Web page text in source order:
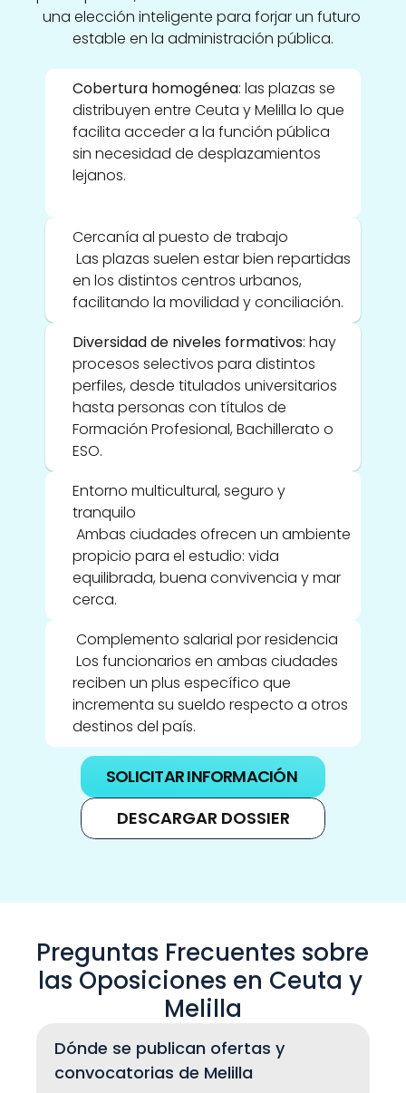
una elección inteligente para forjar un futuro
estable en la administración pública.
Cobertura homogénea: las plazas se
distribuyen entre Ceuta y Melilla lo que
facilita acceder a la función pública
sin necesidad de desplazamientos
lejanos.
Cercanía al puesto de trabajo
en los distintos centros urbanos,
facilitando la movilidad y conciliación.
Diversidad de niveles formativos: hay
procesos selectivos para distintos
perfiles, desde titulados universitarios
hasta personas con títulos de
Formación Profesional, Bachillerato o
ESO.
Entorno multicultural, seguro y
tranquilo
propicio para el estudio: vida
equilibrada, buena convivencia y mar
cerca.
Complemento salarial por residencia
reciben un plus específico que
incrementa su sueldo respecto a otros
destinos del país.
SOLICITAR INFORMACIÓN
DESCARGAR DOSSIER
Preguntas Frecuentes sobre
las Oposiciones en Ceuta y
Melilla
Dónde se publican ofertas y
convocatorias de Melilla